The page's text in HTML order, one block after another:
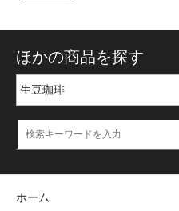
ほかの商品を探す
ホーム